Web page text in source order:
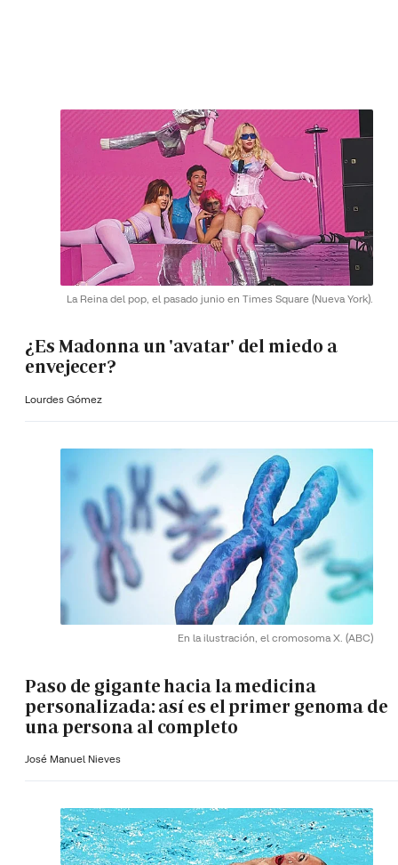
La Reina del pop, el pasado junio en Times Square (Nueva York).
¿Es Madonna un 'avatar' del miedo a
envejecer?
Lourdes Gómez
En la ilustración, el cromosoma X. (ABC)
Paso de gigante hacia la medicina
personalizada: así es el primer genoma de
una persona al completo
José Manuel Nieves